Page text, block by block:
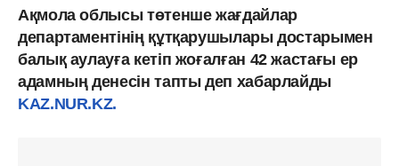
Ақмола облысы төтенше жағдайлар
департаментінің құтқарушылары достарымен
балық аулауға кетіп жоғалған 42 жастағы ер
адамның денесін тапты деп хабарлайды
KAZ.NUR.KZ.